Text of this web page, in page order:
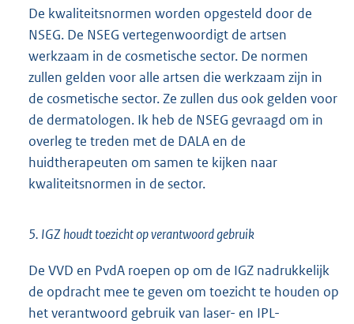
De kwaliteitsnormen worden opgesteld door de
NSEG. De NSEG vertegenwoordigt de artsen
werkzaam in de cosmetische sector. De normen
zullen gelden voor alle artsen die werkzaam zijn in
de cosmetische sector. Ze zullen dus ook gelden voor
de dermatologen. Ik heb de NSEG gevraagd om in
overleg te treden met de DALA en de
huidtherapeuten om samen te kijken naar
kwaliteitsnormen in de sector.
5. IGZ houdt toezicht op verantwoord gebruik
De VVD en PvdA roepen op om de IGZ nadrukkelijk
de opdracht mee te geven om toezicht te houden op
het verantwoord gebruik van laser- en IPL-